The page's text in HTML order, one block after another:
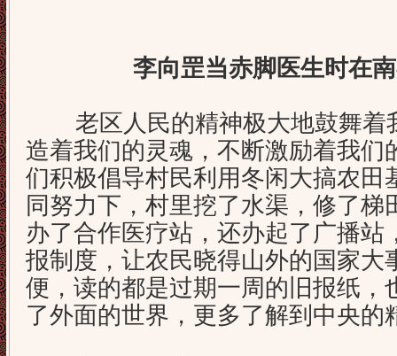
李向罡当赤脚医生时在
老区人民的精神极大地鼓舞着
造着我们的灵魂，不断激励着我们
们积极倡导村民利用冬闲大搞农田
同努力下，村里挖了水渠，修了梯
办了合作医疗站，还办起了广播站
报制度，让农民晓得山外的国家大
便，读的都是过期一周的旧报纸，
了外面的世界，更多了解到中央的